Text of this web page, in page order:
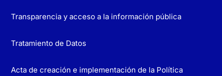
Transparencia y acceso a la información pública
Tratamiento de Datos
Acta de creación e implementación de la Política